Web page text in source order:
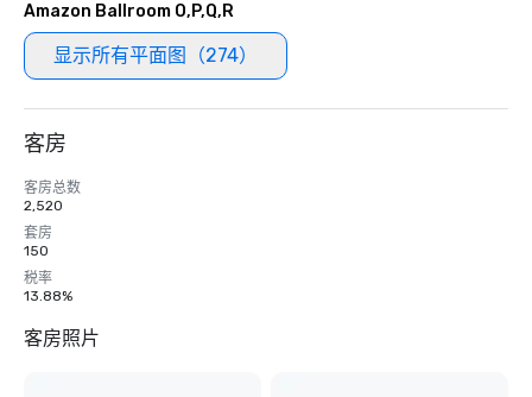
Amazon Ballroom O,P,Q,R
显示所有平面图（274）
客房
客房总数
2,520
套房
150
税率
13.88%
客房照片